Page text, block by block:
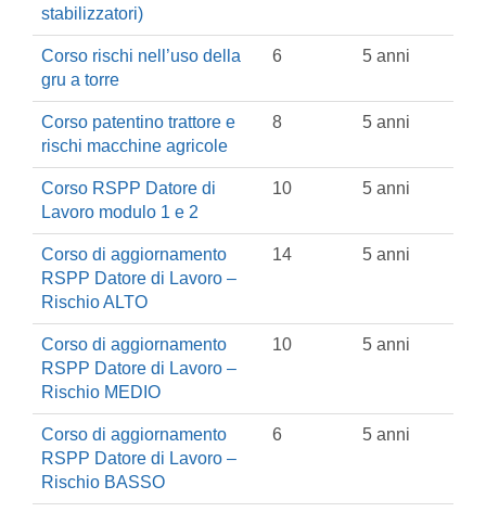
stabilizzatori)
Corso rischi nell’uso della
gru a torre
6 5 anni
Corso patentino trattore e
rischi macchine agricole
8 5 anni
Corso RSPP Datore di
Lavoro modulo 1 e 2
10 5 anni
Corso di aggiornamento
RSPP Datore di Lavoro –
Rischio ALTO
14 5 anni
Corso di aggiornamento
RSPP Datore di Lavoro –
Rischio MEDIO
10 5 anni
Corso di aggiornamento
RSPP Datore di Lavoro –
Rischio BASSO
6 5 anni